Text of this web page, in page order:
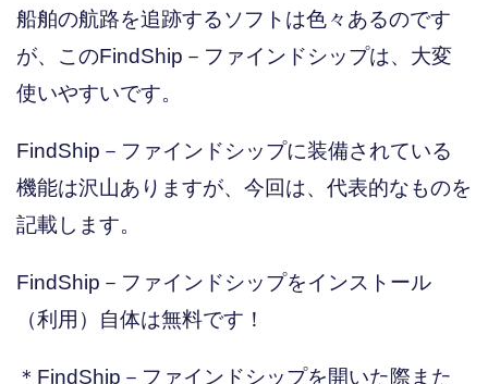
船舶の航路を追跡するソフトは色々あるのです
が、このFindShip－ファインドシップは、大変
使いやすいです。
FindShip－ファインドシップに装備されている
機能は沢山ありますが、今回は、代表的なものを
記載します。
FindShip－ファインドシップをインストール
（利用）自体は無料です！
＊FindShip－ファインドシップを開いた際また